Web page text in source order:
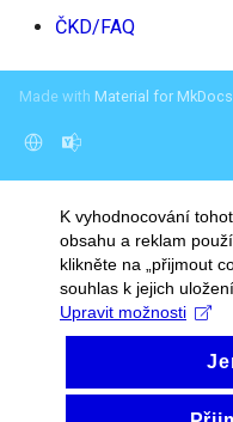
ČKD/FAQ
Made with Material for MkDocs
K vyhodnocování
obsahu a reklam
klikněte na „přijmout
souhlas k jejich
Upravit možnosti